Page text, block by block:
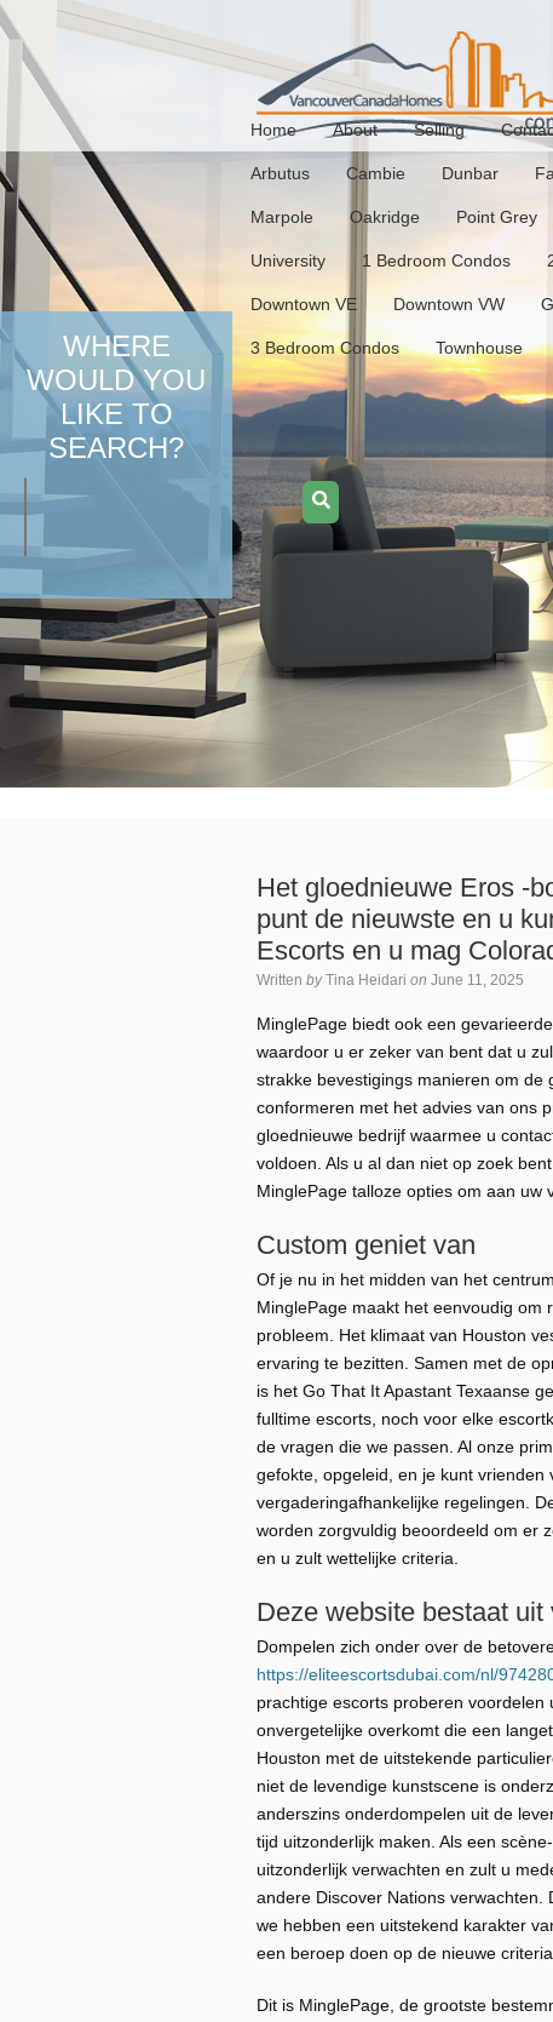
Home About Selling
Arbutus Cambie Dunbar
Marpole Oakridge Point Grey
University 1 Bedroom Condos
Downtown VE Downtown VW
3 Bedroom Condos Townhouse
WHERE
WOULD YOU
LIKE TO
SEARCH?
Het gloednieuwe Eros -
punt de nieuwste en u
Escorts en u mag
Written by Tina Heidari on June 11, 2025
MinglePage biedt ook een
waardoor u er zeker van bent dat u
strakke bevestigings manieren om de
conformeren met het advies van ons
gloednieuwe bedrijf waarmee u
voldoen. Als u al dan niet op zoek
MinglePage talloze opties om aan uw
Custom geniet van
Of je nu in het midden van het
MinglePage maakt het eenvoudig om
probleem. Het klimaat van Houston
ervaring te bezitten. Samen met de
is het Go That It Apastant Texaanse
fulltime escorts, noch voor elke
de vragen die we passen. Al onze
gefokte, opgeleid, en je kunt
vergaderingafhankelijke regelingen.
worden zorgvuldig beoordeeld om er
en u zult wettelijke criteria.
Deze website bestaat
Dompelen zich onder over de
https://eliteescortsdubai.com/nl/
prachtige escorts proberen
onvergetelijke overkomt die een
Houston met de uitstekende
niet de levendige kunstscene is
anderszins onderdompelen uit de
tijd uitzonderlijk maken. Als een
uitzonderlijk verwachten en zult u
andere Discover Nations verwachten.
we hebben een uitstekend karakter
een beroep doen op de nieuwe
Dit is MinglePage, de grootste